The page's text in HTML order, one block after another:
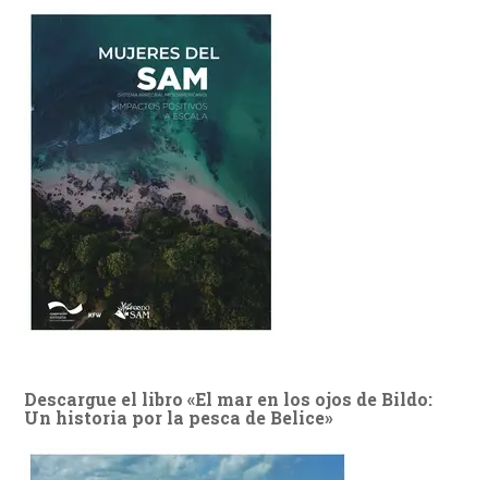
Descargue el libro «El mar en los ojos de Bildo:
Un historia por la pesca de Belice»